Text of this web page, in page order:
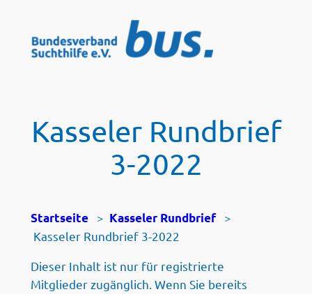
springen
Kasseler Rundbrief
3-2022
Startseite> Kasseler Rundbrief>
Kasseler Rundbrief 3-2022
Dieser Inhalt ist nur für registrierte
Mitglieder zugänglich. Wenn Sie bereits